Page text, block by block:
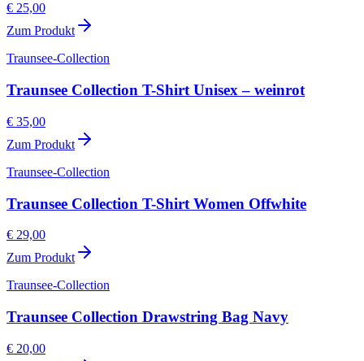
€ 25,00
Zum Produkt
Traunsee-Collection
Traunsee Collection T-Shirt Unisex – weinrot
€ 35,00
Zum Produkt
Traunsee-Collection
Traunsee Collection T-Shirt Women Offwhite
€ 29,00
Zum Produkt
Traunsee-Collection
Traunsee Collection Drawstring Bag Navy
€ 20,00